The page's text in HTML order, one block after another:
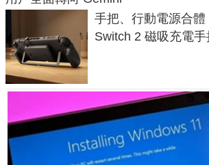
手把、行動電源合體
Switch 2 磁吸充電